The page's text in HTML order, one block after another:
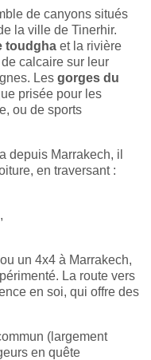
de canyons situés
la ville de Tinerhir.
toudgha et la rivière
calcaire sur leur
Les gorges du
prisée pour les
ou de sports
depuis Marrakech, il
en traversant :
un 4x4 à Marrakech,
La route vers
en soi, qui offre des
(largement
en quête